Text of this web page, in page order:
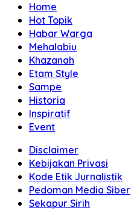
Home
Hot Topik
Habar Warga
Mehalabiu
Khazanah
Etam Style
Sampe
Historia
Inspiratif
Event
Disclaimer
Kebijakan Privasi
Kode Etik Jurnalistik
Pedoman Media Siber
Sekapur Sirih